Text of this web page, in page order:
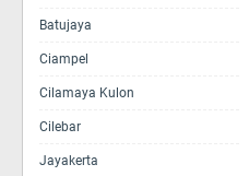
Batujaya
Ciampel
Cilamaya Kulon
Cilebar
Jayakerta